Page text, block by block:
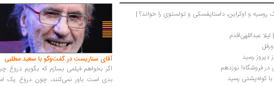
عبداللهی‌اقدم
دی‍روز رسید
در فروشگاه! نوزدهم
کوله‌پشتی رسید
آقای سناریست در گفت‌وگو با سعید مطلبی
اگر بخواهم فیلمی بسازم که بگویم دروغ
بدی است باور نمی‌کنند، چون دروغ یک